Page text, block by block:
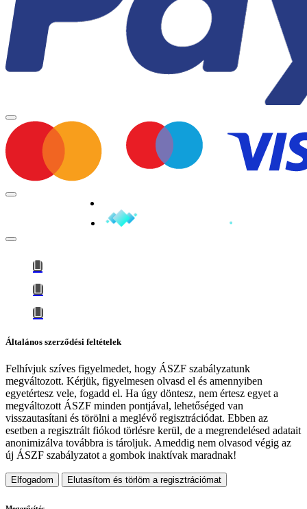
Általános szerződési feltételek
Felhívjuk szíves figyelmedet, hogy ÁSZF szabályzatunk
megváltozott. Kérjük, figyelmesen olvasd el és amennyiben
egyetértesz vele, fogadd el. Ha úgy döntesz, nem értesz egyet a
megváltozott ÁSZF minden pontjával, lehetőséged van
visszautasítani és törölni a meglévő regisztrációdat. Ebben az
esetben a regisztrált fiókod törlésre kerül, de a megrendelésed adatait
anonimizálva továbbra is tároljuk. Ameddig nem olvasod végig az
új ÁSZF szabályzatot a gombok inaktívak maradnak!
Elfogadom Elutasítom és törlöm a regisztrációmat